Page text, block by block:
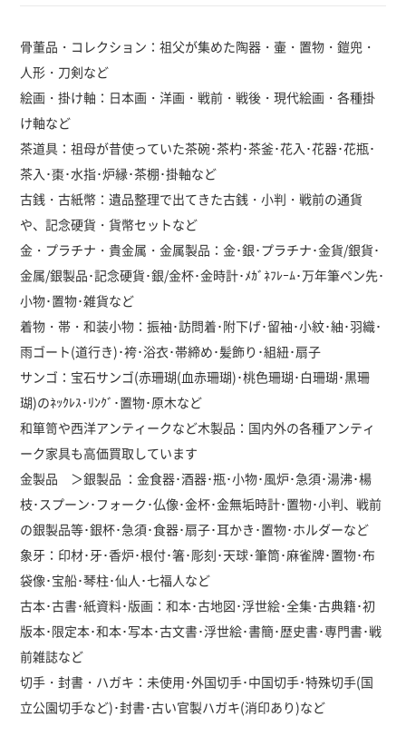
骨董品・コレクション：祖父が集めた陶器・壷・置物・鎧兜・
人形・刀剣など
絵画・掛け軸：日本画・洋画・戦前・戦後・現代絵画・各種掛
け軸など
茶道具：祖母が昔使っていた茶碗･茶杓･茶釜･花入･花器･花瓶･
茶入･棗･水指･炉縁･茶棚･掛軸など
古銭・古紙幣：遺品整理で出てきた古銭・小判・戦前の通貨
や、記念硬貨・貨幣セットなど
金・プラチナ・貴金属・金属製品：金･銀･プラチナ･金貨/銀貨･
金属/銀製品･記念硬貨･銀/金杯･金時計･ﾒｶﾞﾈﾌﾚｰﾑ･万年筆ペン先･
小物･置物･雑貨など
着物・帯・和装小物：振袖･訪問着･附下げ･留袖･小紋･紬･羽織･
雨ゴート(道行き)･袴･浴衣･帯締め･髪飾り･組紐･扇子
サンゴ：宝石サンゴ(赤珊瑚(血赤珊瑚)･桃色珊瑚･白珊瑚･黒珊
瑚)のﾈｯｸﾚｽ･ﾘﾝｸﾞ･置物･原木など
和箪笥や西洋アンティークなど木製品：国内外の各種アンティ
ーク家具も高価買取しています
金製品 ＞銀製品 ：金食器･酒器･瓶･小物･風炉･急須･湯沸･楊
枝･スプーン･フォーク･仏像･金杯･金無垢時計･置物･小判、戦前
の銀製品等･銀杯･急須･食器･扇子･耳かき･置物･ホルダーなど
象牙：印材･牙･香炉･根付･箸･彫刻･天球･筆筒･麻雀牌･置物･布
袋像･宝船･琴柱･仙人･七福人など
古本･古書･紙資料･版画：和本･古地図･浮世絵･全集･古典籍･初
版本･限定本･和本･写本･古文書･浮世絵･書簡･歴史書･専門書･戦
前雑誌など
切手・封書・ハガキ：未使用･外国切手･中国切手･特殊切手(国
立公園切手など)･封書･古い官製ハガキ(消印あり)など